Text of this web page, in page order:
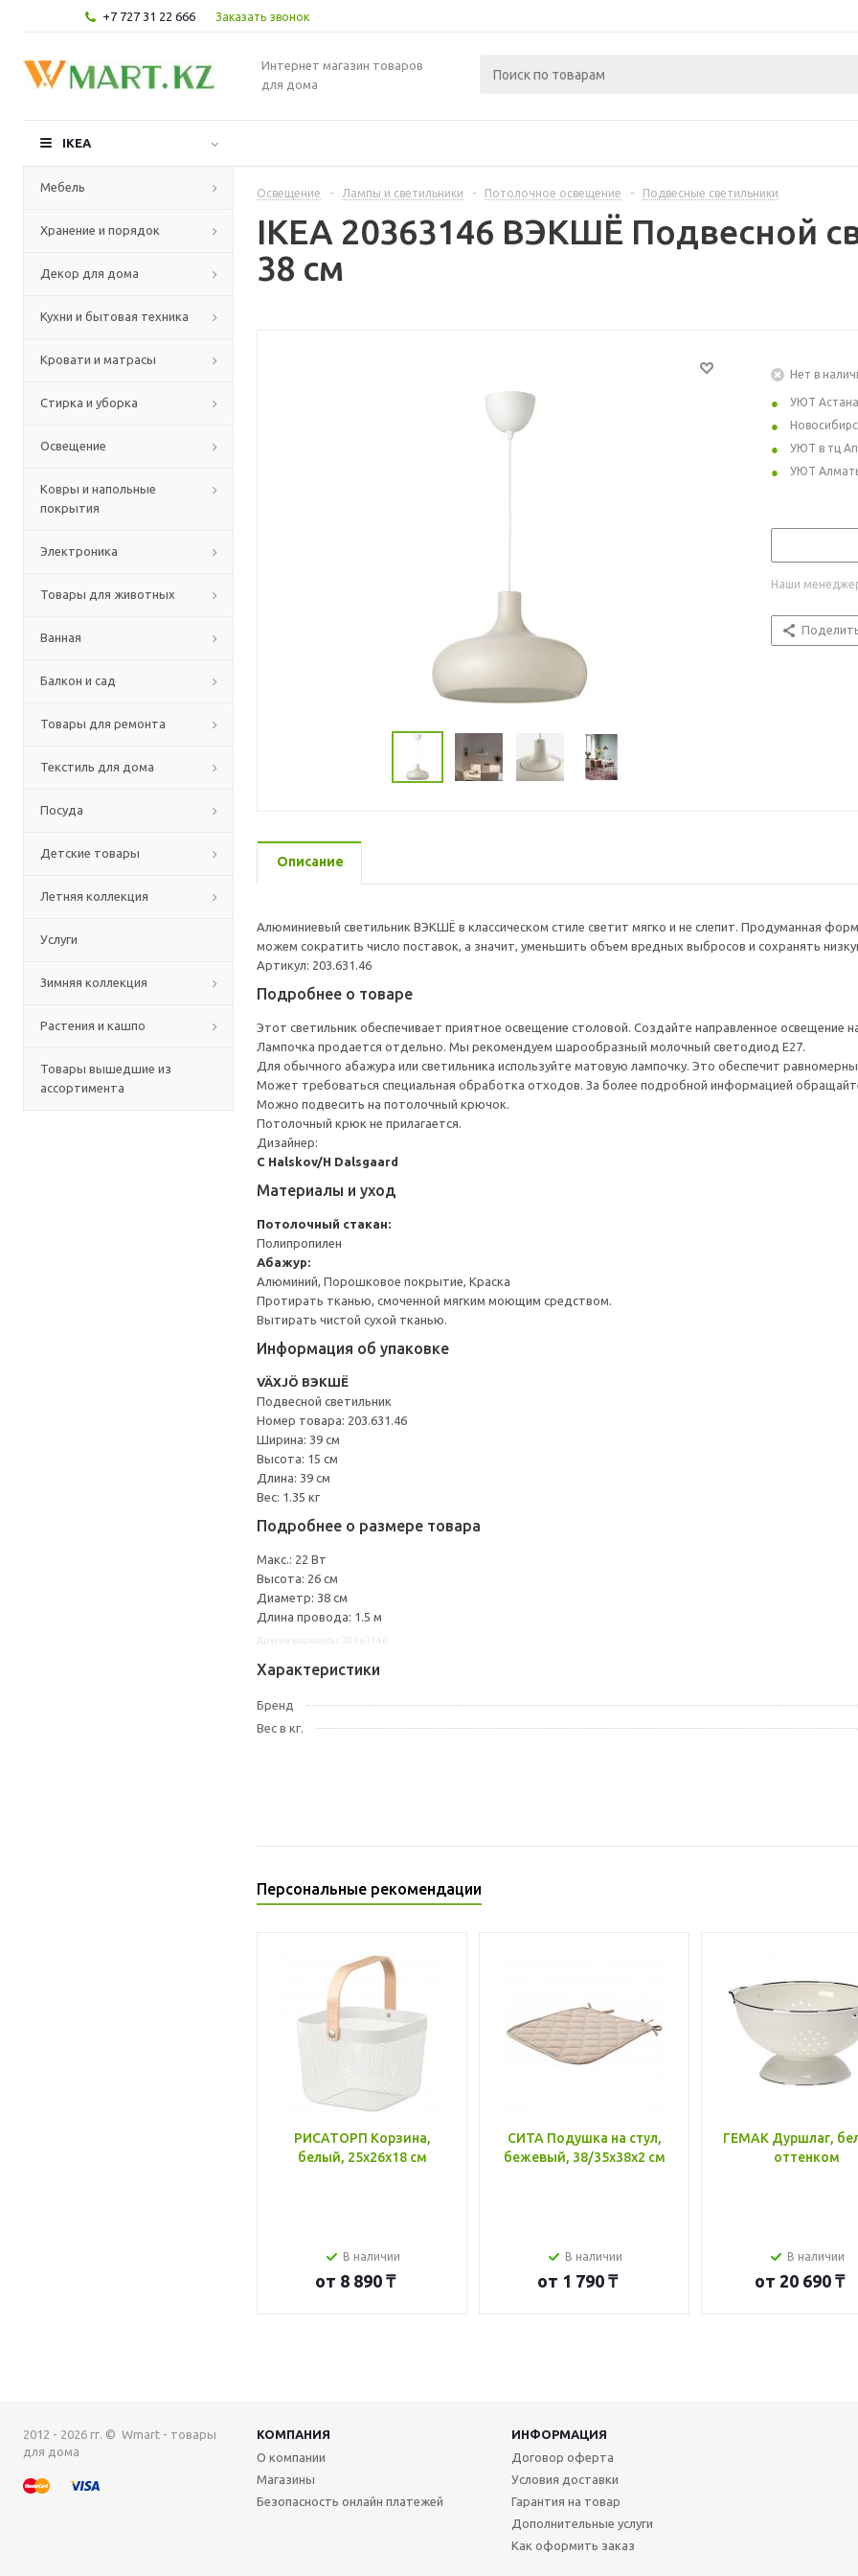
+7 727 31 22 666 Заказать звонок
Интернет магазин товаров
для дома
IKEA
Мебель
Хранение и порядок
Декор для дома
Кухни и бытовая техника
Кровати и матрасы
Стирка и уборка
Освещение
Ковры и напольные
покрытия
Электроника
Товары для животных
Ванная
Балкон и сад
Товары для ремонта
Текстиль для дома
Посуда
Детские товары
Летняя коллекция
Услуги
Зимняя коллекция
Растения и кашпо
Товары вышедшие из
ассортимента
Освещение - Лампы и светильники - Потолочное освещение - Подвесные светильники
IKEA 20363146 ВЭКШЁ Подвесной
38 см
Нет в
УЮТ Астана
УЮТ в тц
УЮТ
Наши
Описание
Алюминиевый светильник ВЭКШЁ в классическом стиле светит мягко и не слепит. Продуманная
можем сократить число поставок, а значит, уменьшить объем вредных выбросов и сохранять
Артикул: 203.631.46
Подробнее о товаре
Этот светильник обеспечивает приятное освещение столовой. Создайте направленное
Лампочка продается отдельно. Мы рекомендуем шарообразный молочный светодиод E27.
Для обычного абажура или светильника используйте матовую лампочку. Это обеспечит
Может требоваться специальная обработка отходов. За более подробной информацией
Можно подвесить на потолочный крючок.
Потолочный крюк не прилагается.
Дизайнер:
C Halskov/H Dalsgaard
Материалы и уход
Потолочный стакан:
Полипропилен
Абажур:
Алюминий, Порошковое покрытие, Краска
Протирать тканью, смоченной мягким моющим средством.
Вытирать чистой сухой тканью.
Информация об упаковке
VÄXJÖ ВЭКШЁ
Подвесной светильник
Номер товара: 203.631.46
Ширина: 39 см
Высота: 15 см
Длина: 39 см
Вес: 1.35 кг
Подробнее о размере товара
Макс.: 22 Вт
Высота: 26 см
Диаметр: 38 см
Длина провода: 1.5 м
Характеристики
Бренд
Вес в кг.
Персональные рекомендации
РИСАТОРП Корзина,
белый, 25x26x18 см
В наличии
от 8 890 ₸
СИТА Подушка на стул,
бежевый, 38/35x38x2 см
В наличии
от 1 790 ₸
ГЕМАК Дуршлаг,
оттенком
В наличии
от 20 690 ₸
2012 - 2026 гг. © Wmart - товары
для дома
КОМПАНИЯ
ИНФОРМАЦИЯ
О компании
Магазины
Безопасность онлайн платежей
Договор оферта
Условия доставки
Гарантия на товар
Дополнительные услуги
Как оформить заказ